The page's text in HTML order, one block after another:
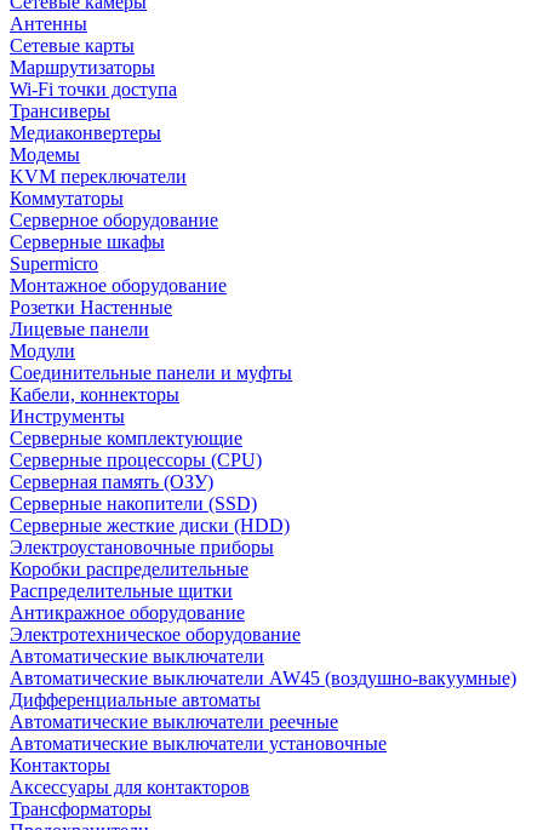
Антенны
Сетевые карты
Маршрутизаторы
Wi-Fi точки доступа
Трансиверы
Медиаконвертеры
Модемы
KVM переключатели
Коммутаторы
Серверное оборудование
Серверные шкафы
Supermicro
Монтажное оборудование
Розетки Настенные
Лицевые панели
Модули
Соединительные панели и муфты
Кабели, коннекторы
Инструменты
Серверные комплектующие
Серверные процессоры (CPU)
Серверная память (ОЗУ)
Серверные накопители (SSD)
Серверные жесткие диски (HDD)
Электроустановочные приборы
Коробки распределительные
Распределительные щитки
Антикражное оборудование
Электротехническое оборудование
Автоматические выключатели
Автоматические выключатели AW45 (воздушно-вакуумные)
Дифференциальные автоматы
Автоматические выключатели реечные
Автоматические выключатели установочные
Контакторы
Аксессуары для контакторов
Трансформаторы